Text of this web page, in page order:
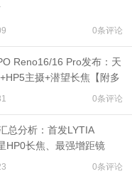
0条评论
Reno16/16 Pro发布：天
主摄+潜望长焦【附多
0条评论
总分析：首发LYTIA
HP0长焦、最强增距镜
0条评论